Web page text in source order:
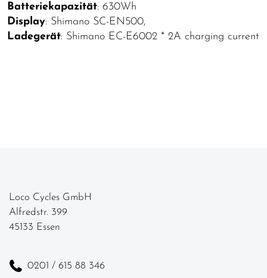
Batteriekapazität: 630Wh
Display: Shimano SC-EN500,
Ladegerät: Shimano EC-E6002 * 2A charging current
Loco Cycles GmbH
Alfredstr. 399
45133 Essen
0201 / 615 88 346